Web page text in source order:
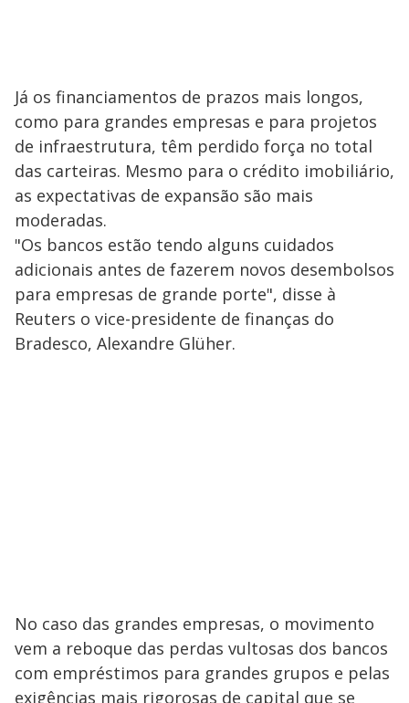
Já os financiamentos de prazos mais longos,
como para grandes empresas e para projetos
de infraestrutura, têm perdido força no total
das carteiras. Mesmo para o crédito imobiliário,
as expectativas de expansão são mais
moderadas.
"Os bancos estão tendo alguns cuidados
adicionais antes de fazerem novos desembolsos
para empresas de grande porte", disse à
Reuters o vice-presidente de finanças do
Bradesco, Alexandre Glüher.
No caso das grandes empresas, o movimento
vem a reboque das perdas vultosas dos bancos
com empréstimos para grandes grupos e pelas
exigências mais rigorosas de capital que se